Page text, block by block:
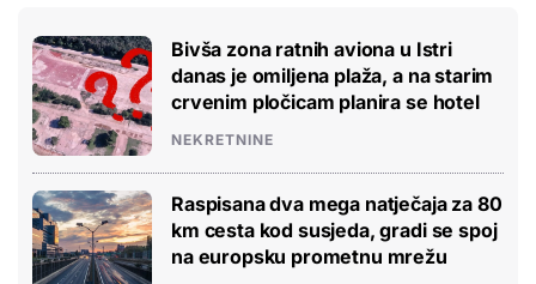
Bivša zona ratnih aviona u Istri
danas je omiljena plaža, a na starim
crvenim pločicam planira se hotel
NEKRETNINE
Raspisana dva mega natječaja za 80
km cesta kod susjeda, gradi se spoj
na europsku prometnu mrežu